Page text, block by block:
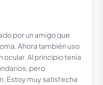
por un amigo que
Ahora también uso
ocular. Al principio tenía
pero
Estoy muy satisfecha